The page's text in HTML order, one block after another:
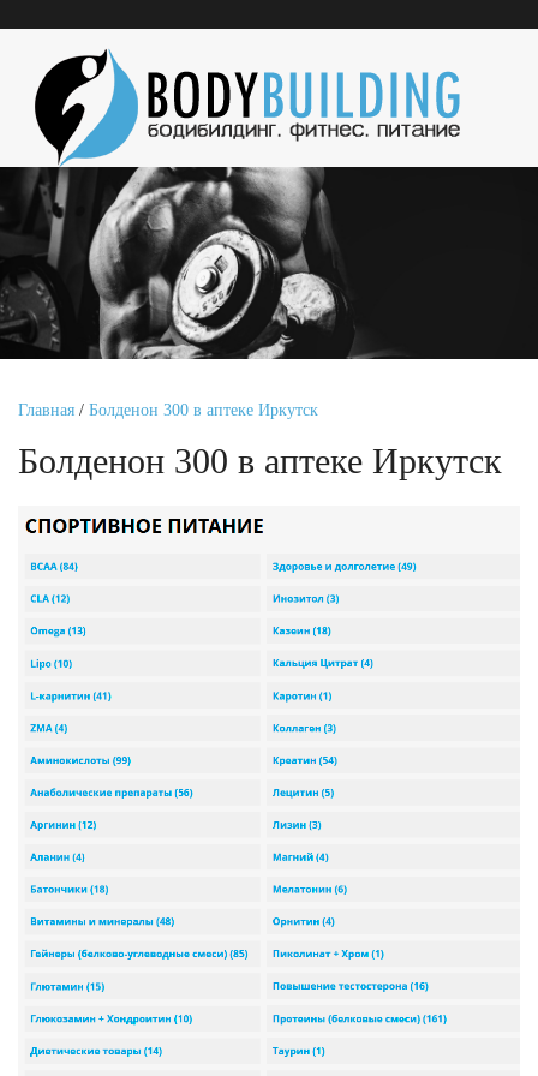
Главная / Болденон 300 в аптеке Иркутск
Болденон 300 в аптеке Иркутск